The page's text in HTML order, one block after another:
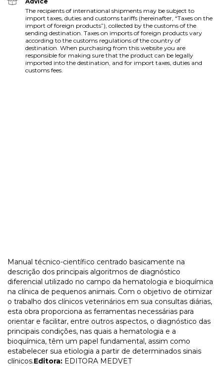
The recipients of international shipments may be subject to
import taxes, duties and customs tariffs (hereinafter, “Taxes on the
import of foreign products”), collected by the customs of the
sending destination. Taxes on imports of foreign products vary
according to the customs regulations of the country of
destination. When purchasing from this website you are
responsible for making sure that the product can be legally
imported into the destination, and for import taxes, duties and
customs fees.
Manual técnico-científico centrado basicamente na
descrição dos principais algoritmos de diagnóstico
diferencial utilizado no campo da hematologia e bioquímica
na clínica de pequenos animais. Com o objetivo de otimizar
o trabalho dos clínicos veterinários em sua consultas diárias,
esta obra proporciona as ferramentas necessárias para
orientar e facilitar, entre outros aspectos, o diagnóstico das
principais condições, nas quais a hematologia e a
bioquímica, têm um papel fundamental, assim como
estabelecer sua etiologia a partir de determinados sinais
clínicos.Editora: EDITORA MEDVET